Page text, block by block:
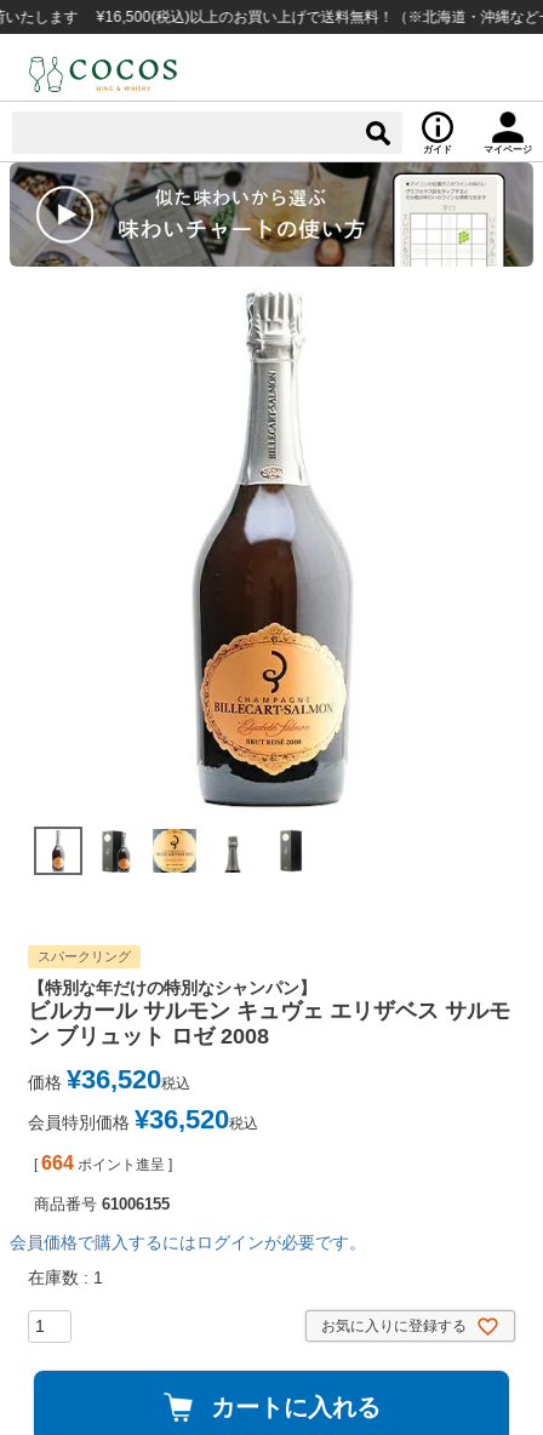
す ¥16,500(税込)以上のお買い上げで送料無料！（※北海道・沖縄など一部例
ガイド マイページ
スパークリング
【特別な年だけの特別なシャンパン】
ビルカール サルモン キュヴェ エリザベス サルモ
ン ブリュット ロゼ 2008
価格 ¥36,520税込
会員特別価格 ¥36,520税込
[ 664 ポイント進呈 ]
商品番号 61006155
会員価格で購入するにはログインが必要です。
在庫数
1
お気に入りに登録する
カートに入れる